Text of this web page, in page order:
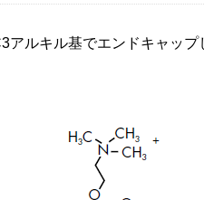
アルキル基でエンドキャップ